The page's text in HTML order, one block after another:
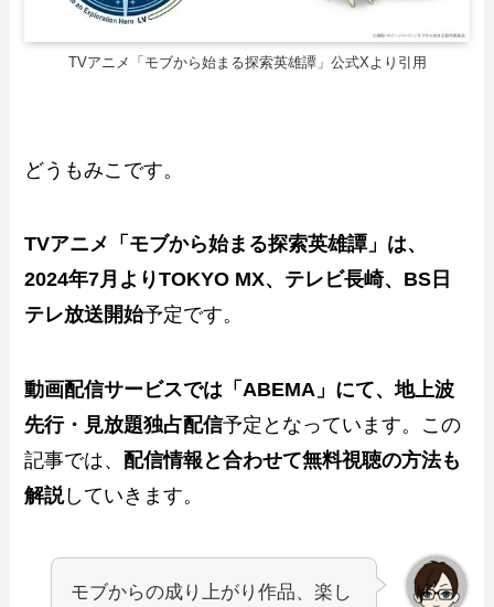
TVアニメ「モブから始まる探索英雄譚」公式Xより引用
どうもみこです。
TVアニメ「モブから始まる探索英雄譚」は、
2024年7月よりTOKYO MX、テレビ長崎、BS日
テレ放送開始予定です。
動画配信サービスでは「ABEMA」にて、地上波
先行・見放題独占配信予定となっています。この
記事では、 配信情報と合わせて無料視聴の方法も
解説していきます。
モブからの成り上がり作品、楽し